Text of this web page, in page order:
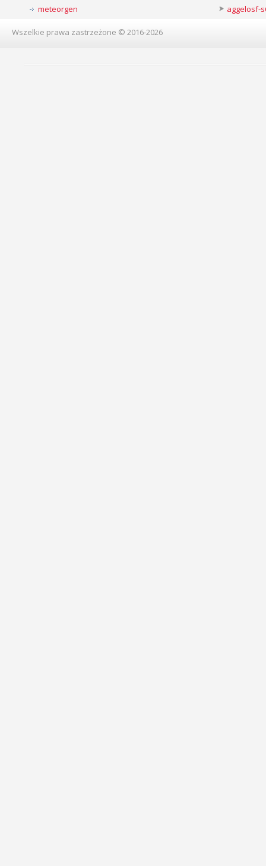
meteorgen aggelosf-
Wszelkie prawa zastrzeżone © 2016-2026